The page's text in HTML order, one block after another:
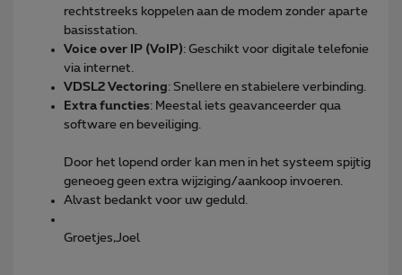
rechtstreeks koppelen aan de modem zonder aparte
basisstation.
Voice over IP (VoIP): Geschikt voor digitale telefonie
via internet.
VDSL2 Vectoring: Snellere en stabielere verbinding.
Extra functies: Meestal iets geavanceerder qua
software en beveiliging.
Door het lopend order kan men in het systeem spijtig
geneoeg geen extra wijziging/aankoop invoeren.
Alvast bedankt voor uw geduld.
Groetjes,Joel